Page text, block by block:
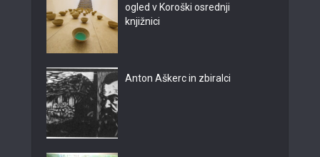
ogled v Koroški osrednji
knjižnici
Anton Aškerc in zbiralci